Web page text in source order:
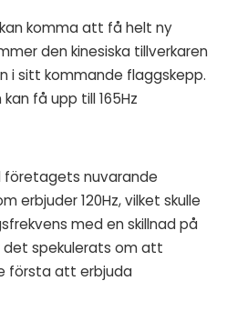
komma att få helt ny
den kinesiska tillverkaren
i sitt kommande flaggskepp.
få upp till 165Hz
nuvarande
erbjuder 120Hz, vilket skulle
med en skillnad på
det spekulerats om att
första att erbjuda